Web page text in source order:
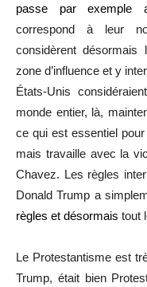
passe par exemple
correspond à leur
considèrent désormais
zone d’influence et y
États-Unis
monde entier, là,
ce qui est essentiel
mais travaille avec la
Chavez. Les règles
Donald Trump a
règles et désormais tout
Le Protestantisme est
Trump, était bien